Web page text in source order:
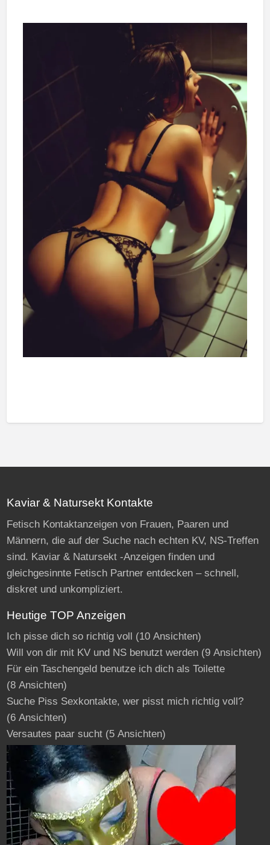
Kaviar & Natursekt Kontakte
Fetisch Kontaktanzeigen von Frauen, Paaren und
Männern, die auf der Suche nach echten KV, NS-Treffen
sind. Kaviar & Natursekt -Anzeigen finden und
gleichgesinnte Fetisch Partner entdecken – schnell,
diskret und unkompliziert.
Heutige TOP Anzeigen
Ich pisse dich so richtig voll
(10 Ansichten)
Will von dir mit KV und NS benutzt werden(9 Ansichten)
Für ein Taschengeld benutze ich dich als Toilette
(8 Ansichten)
Suche Piss Sexkontakte, wer pisst mich richtig voll?
(6 Ansichten)
Versautes paar sucht(5 Ansichten)